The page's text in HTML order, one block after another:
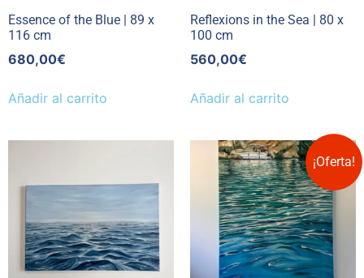
Essence of the Blue | 89 x
116 cm
680,00€
Añadir al carrito
Reflexions in the Sea | 80 x
100 cm
560,00€
Añadir al carrito
¡Oferta!